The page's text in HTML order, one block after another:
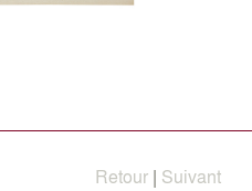
Retour | Suivant